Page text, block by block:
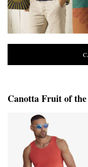
Canotta Fruit of